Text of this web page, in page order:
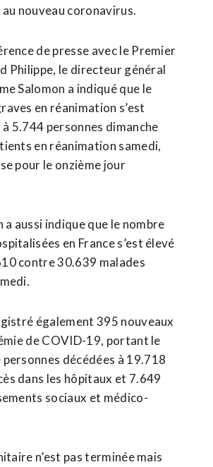
nouveau coronavirus.
de presse avec le Premier
Philippe, le directeur général
Salomon a indiqué que le
en réanimation s’est
5.744 personnes dimanche
en réanimation samedi,
pour le onzième jour
a aussi indique que le nombre
en France s’est élevé
contre 30.639 malades
également 395 nouveaux
de COVID-19, portant le
décédées à 19.718
dans les hôpitaux et 7.649
sociaux et médico-
n’est pas terminée mais